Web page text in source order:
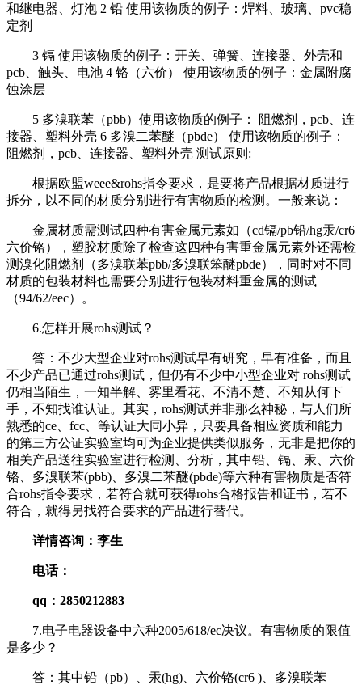
和继电器、灯泡 2 铅 使用该物质的例子：焊料、玻璃、pvc稳
定剂
3 镉 使用该物质的例子：开关、弹簧、连接器、外壳和
pcb、触头、电池 4 铬（六价） 使用该物质的例子：金属附腐
蚀涂层
5 多溴联苯（pbb）使用该物质的例子： 阻燃剂，pcb、连
接器、塑料外壳 6 多溴二苯醚（pbde） 使用该物质的例子：
阻燃剂，pcb、连接器、塑料外壳 测试原则:
根据欧盟weee&rohs指令要求，是要将产品根据材质进行
拆分，以不同的材质分别进行有害物质的检测。一般来说：
金属材质需测试四种有害金属元素如（cd镉/pb铅/hg汞/cr6
六价铬），塑胶材质除了检查这四种有害重金属元素外还需检
测溴化阻燃剂（多溴联苯pbb/多溴联笨醚pbde），同时对不同
材质的包装材料也需要分别进行包装材料重金属的测试
（94/62/eec）。
6.怎样开展rohs测试？
答：不少大型企业对rohs测试早有研究，早有准备，而且
不少产品已通过rohs测试，但仍有不少中小型企业对 rohs测试
仍相当陌生，一知半解、雾里看花、不清不楚、不知从何下
手，不知找谁认证。其实，rohs测试并非那么神秘，与人们所
熟悉的ce、fcc、等认证大同小异，只要具备相应资质和能力
的第三方公证实验室均可为企业提供类似服务，无非是把你的
相关产品送往实验室进行检测、分析，其中铅、镉、汞、六价
铬、多溴联苯(pbb)、多溴二苯醚(pbde)等六种有害物质是否符
合rohs指令要求，若符合就可获得rohs合格报告和证书，若不
符合，就得另找符合要求的产品进行替代。
详情咨询： 李生
电话：
qq：2850212883
7.电子电器设备中六种2005/618/ec决议。有害物质的限值
是多少？
答：其中铅（pb）、汞(hg)、六价铬(cr6 )、多溴联苯